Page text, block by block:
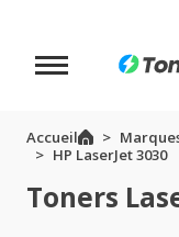
Accueil
HP LaserJet 3030
Toners